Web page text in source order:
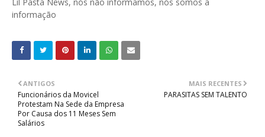
informação
MAIS RECENTES
PARASITAS SEM TALENTO
ANTIGOS
Funcionários da Movicel
Protestam Na Sede da Empresa
Por Causa dos 11 Meses Sem
Salários